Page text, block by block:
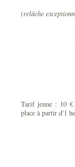
(relâche
Tarif jeune : 10 €
place à partir d'1